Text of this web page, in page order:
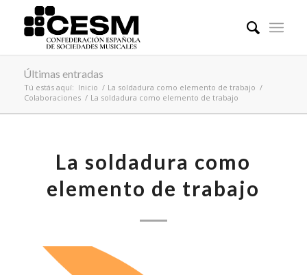
Últimas entradas
Tú estás aquí: Inicio / La soldadura como elemento de trabajo /
Colaboraciones / La soldadura como elemento de trabajo
La soldadura como
elemento de trabajo